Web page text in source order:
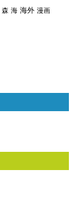
森 海 海外 漫画